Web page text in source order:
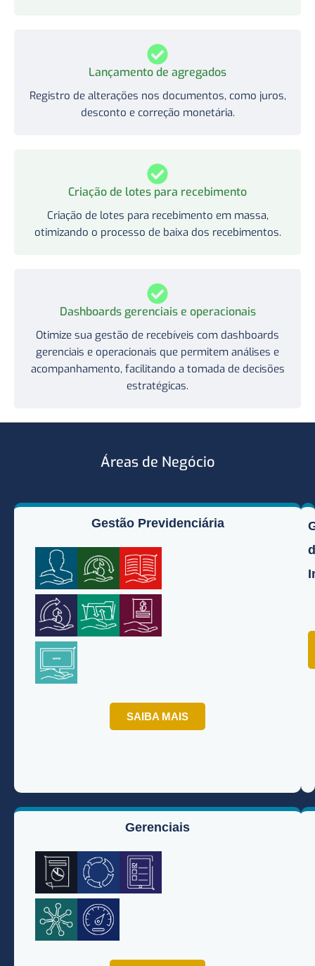
Lançamento de agregados
Registro de alterações nos documentos, como juros,
desconto e correção monetária.
Criação de lotes para recebimento
Criação de lotes para recebimento em massa,
otimizando o processo de baixa dos recebimentos.
Dashboards gerenciais e operacionais
Otimize sua gestão de recebíveis com dashboards
gerenciais e operacionais que permitem análises e
acompanhamento, facilitando a tomada de decisões
estratégicas.
Áreas de Negócio
Gestão Previdenciária
SAIBA MAIS
Gerenciais